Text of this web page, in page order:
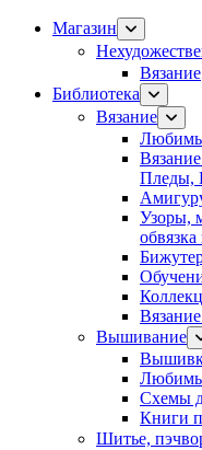
Магазин
Вязание
Библиотека
Вязание
Пледы,
Узоры,
обвязка
Вышивание
Схемы
Книги
Шитье,